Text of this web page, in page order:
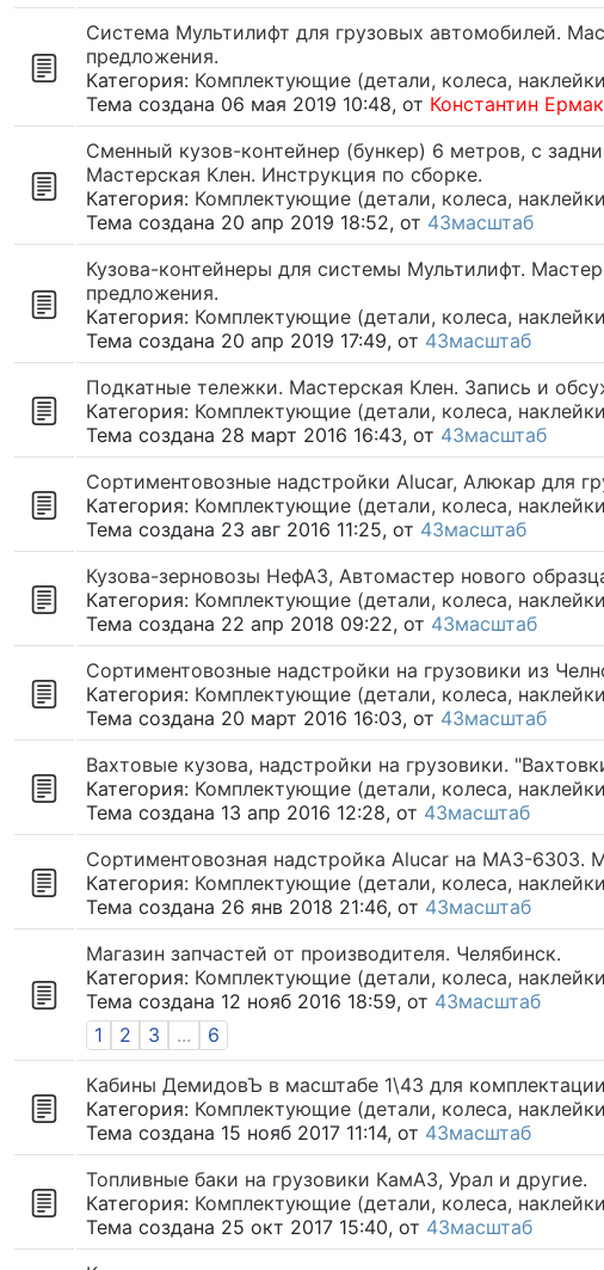
Система Мультилифт для грузовых автомобилей.
предложения.
Категория: Комплектующие (детали, колеса,
Тема создана 06 мая 2019 10:48, от Константин
Сменный кузов-контейнер (бункер) 6 метров, с
Мастерская Клен. Инструкция по сборке.
Категория: Комплектующие (детали, колеса,
Тема создана 20 апр 2019 18:52, от 43масштаб
Кузова-контейнеры для системы Мультилифт.
предложения.
Категория: Комплектующие (детали, колеса,
Тема создана 20 апр 2019 17:49, от 43масштаб
Подкатные тележки. Мастерская Клен. Запись и
Категория: Комплектующие (детали, колеса,
Тема создана 28 март 2016 16:43, от 43масштаб
Cортиментовозные надстройки Alucar, Алюкар для
Категория: Комплектующие (детали, колеса,
Тема создана 23 авг 2016 11:25, от 43масштаб
Кузова-зерновозы НефАЗ, Автомастер нового
Категория: Комплектующие (детали, колеса,
Тема создана 22 апр 2018 09:22, от 43масштаб
Cортиментовозные надстройки на грузовики из
Категория: Комплектующие (детали, колеса,
Тема создана 20 март 2016 16:03, от 43масштаб
Вахтовые кузова, надстройки на грузовики.
Категория: Комплектующие (детали, колеса,
Тема создана 13 апр 2016 12:28, от 43масштаб
Сортиментовозная надстройка Alucar на МАЗ-6303.
Категория: Комплектующие (детали, колеса,
Тема создана 26 янв 2018 21:46, от 43масштаб
Магазин запчастей от производителя. Челябинск.
Категория: Комплектующие (детали, колеса,
Тема создана 12 нояб 2016 18:59, от 43масштаб
1
2 3 ... 6
Кабины ДемидовЪ в масштабе 1\43 для
Категория: Комплектующие (детали, колеса,
Тема создана 15 нояб 2017 11:14, от 43масштаб
Топливные баки на грузовики КамАЗ, Урал и другие.
Категория: Комплектующие (детали, колеса,
Тема создана 25 окт 2017 15:40, от 43масштаб